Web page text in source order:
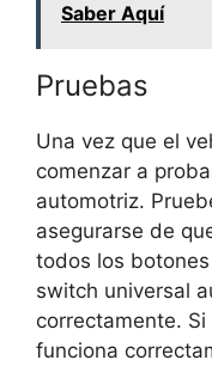
Saber Aquí
Pruebas
Una vez que el
comenzar a
automotriz.
asegurarse de
todos los
switch universal
correctamente.
funciona